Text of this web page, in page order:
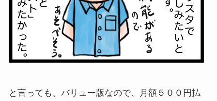
と言っても、バリュー版なので、月額５００円払